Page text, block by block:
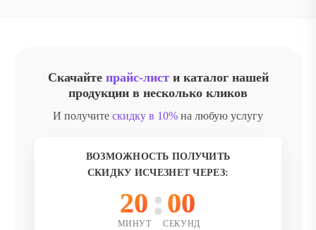
Скачайте прайс-листи каталог нашей
продукции в несколько кликов
И получите скидку в 10% на любую услугу
ВОЗМОЖНОСТЬ ПОЛУЧИТЬ
СКИДКУ ИСЧЕЗНЕТ ЧЕРЕЗ:
20
МИНУТ
00
СЕКУНД